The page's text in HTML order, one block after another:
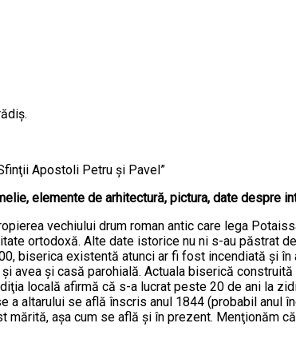
Apostoli Petru şi Pavel”
elemente de arhitectură, pictura, date despre
vechiului drum roman antic care lega
ortodoxă. Alte date istorice nu ni s-au păstrat
biserica existentă atunci ar fi fost incendiată şi
avea şi casă parohială. Actuala biserică
locală afirmă că s-a lucrat peste 20 de ani la
altarului se află înscris anul 1844 (probabil anul
aşa cum se află şi în prezent. Menţionăm